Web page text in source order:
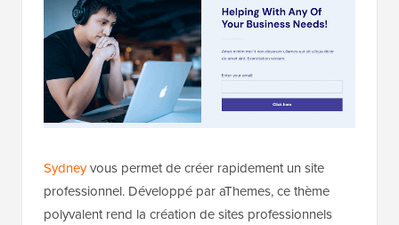
Sydneyvous permet de créer rapidement un site
professionnel. Développé par aThemes, ce thème
polyvalent rend la création de sites professionnels